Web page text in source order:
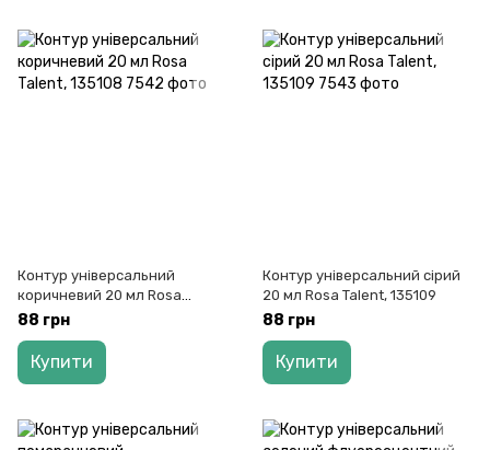
Контур універсальний
коричневий 20 мл Rosa
Talent, 135108
88 грн
Купити
Контур універсальний сірий
20 мл Rosa Talent, 135109
88 грн
Купити